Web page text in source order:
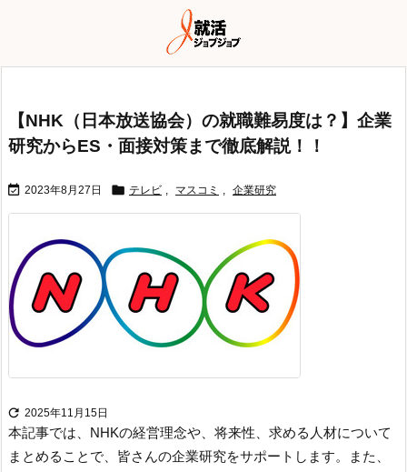
【NHK（日本放送協会）の就職難易度は？】企業
研究からES・面接対策まで徹底解説！！
 2023年8月27日  テレビ , マスコミ , 企業研究
 2025年11月15日
本記事では、NHKの経営理念や、将来性、求める人材について
まとめることで、皆さんの企業研究をサポートします。
また、